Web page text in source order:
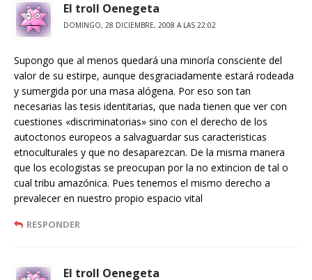
El troll Oenegeta
DOMINGO, 28 DICIEMBRE, 2008 A LAS 22:02
Supongo que al menos quedará una minoría consciente del
valor de su estirpe, aunque desgraciadamente estará rodeada
y sumergida por una masa alógena. Por eso son tan
necesarias las tesis identitarias, que nada tienen que ver con
cuestiones «discriminatorias» sino con el derecho de los
autoctonos europeos a salvaguardar sus caracteristicas
etnoculturales y que no desaparezcan. De la misma manera
que los ecologistas se preocupan por la no extincion de tal o
cual tribu amazónica. Pues tenemos el mismo derecho a
prevalecer en nuestro propio espacio vital
RESPONDER
El troll Oenegeta